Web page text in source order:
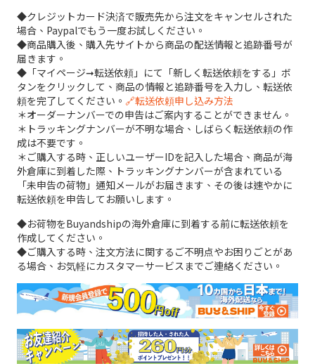
◆クレジットカード決済で販売先から注文をキャンセルされた
場合、Paypalでもう一度お試しください。
◆商品購入後、購入先サイトから商品の配送情報と追跡番号が
届きます。
◆「マイページ➞転送依頼」にて「新しく転送依頼をする」ボ
タンをクリックして、商品の情報と追跡番号を入力し、転送依
頼を完了してください。 🔗転送依頼申し込み方法
＊オーダーナンバーでの申告はご案内することができません。
＊トラッキングナンバーが不明な場合、しばらく転送依頼の作
成は不要です。
＊ご購入する時、正しいユーザーIDを記入した場合、商品が海
外倉庫に到着した際、トラッキングナンバーが含まれている
「未申告の荷物」通知メールがお届きます、その後は速やかに
転送依頼を申告してお願いします。
◆お荷物をBuyandshipの海外倉庫に到着する前に転送依頼を
作成してください。
◆ご購入する時、注文方法に関するご不明点やお困りごとがあ
る場合、お気軽にカスタマーサービスまでご連絡ください。